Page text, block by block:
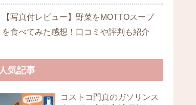
【写真付レビュー】野菜をMOTTOスープ
を食べてみた感想！口コミや評判も紹介
人気記事
コストコ門真のガソリンス